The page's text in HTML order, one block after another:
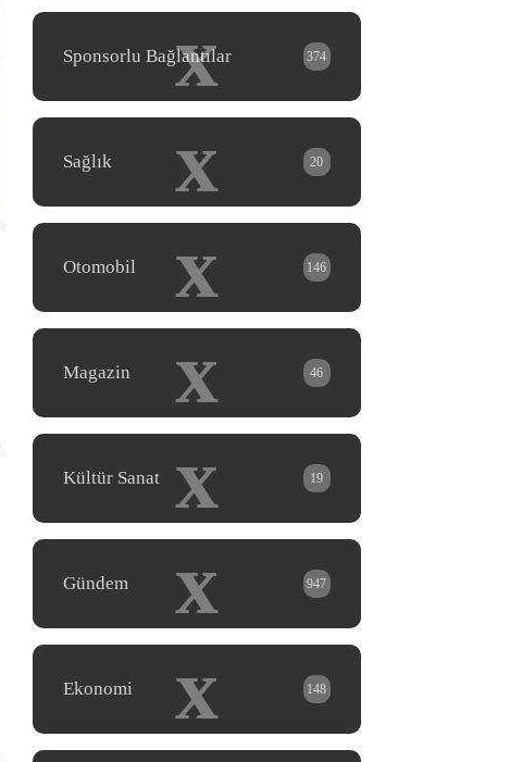
x
Sponsorlu Bağlantılar 374
x
Sağlık 20
x
Otomobil 146
x
Magazin 46
x
Kültür Sanat 19
x
Gündem 947
x
Ekonomi 148